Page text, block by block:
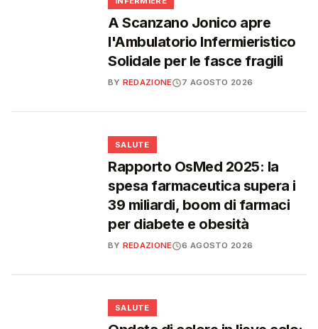
A Scanzano Jonico apre
l'Ambulatorio Infermieristico
Solidale per le fasce fragili
BY REDAZIONE 7 AGOSTO 2026
SALUTE
Rapporto OsMed 2025: la
spesa farmaceutica supera i
39 miliardi, boom di farmaci
per diabete e obesità
BY REDAZIONE 6 AGOSTO 2026
SALUTE